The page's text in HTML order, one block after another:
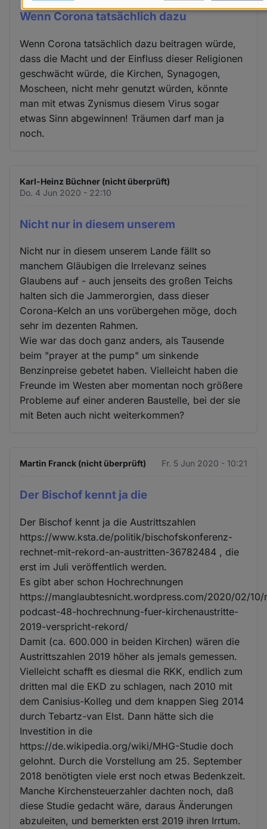
Wenn Corona tatsächlich dazu
Wenn Corona tatsächlich dazu beitragen würde,
dass die Macht und der Einfluss dieser Religionen
geschwächt würde, die Kirchen, Synagogen,
Moscheen, nicht mehr genutzt würden, könnte
man mit etwas Zynismus diesem Virus sogar
etwas Sinn abgewinnen! Träumen darf man ja
noch.
Karl-Heinz Büchner (nicht überprüft)
Do. 4 Jun 2020 - 22:10
Nicht nur in diesem unserem
Nicht nur in diesem unserem Lande fällt so
manchem Gläubigen die Irrelevanz seines
Glaubens auf - auch jenseits des großen Teichs
halten sich die Jammerorgien, dass dieser
Corona-Kelch an uns vorübergehen möge, doch
sehr im dezenten Rahmen.
Wie war das doch ganz anders, als Tausende
beim "prayer at the pump" um sinkende
Benzinpreise gebetet haben. Vielleicht haben die
Freunde im Westen aber momentan noch größere
Probleme auf einer anderen Baustelle, bei der sie
mit Beten auch nicht weiterkommen?
Martin Franck (nicht überprüft) Fr. 5 Jun 2020 - 10:21
Der Bischof kennt ja die
Der Bischof kennt ja die Austrittszahlen
https://www.ksta.de/politik/bischofskonferenz-
rechnet-mit-rekord-an-austritten-36782484 , die
erst im Juli veröffentlich werden.
Es gibt aber schon Hochrechnungen
https://manglaubtesnicht.wordpress.com/2020/02/10/
podcast-48-hochrechnung-fuer-kirchenaustritte-
2019-verspricht-rekord/
Damit (ca. 600.000 in beiden Kirchen) wären die
Austrittszahlen 2019 höher als jemals gemessen.
Vielleicht schafft es diesmal die RKK, endlich zum
dritten mal die EKD zu schlagen, nach 2010 mit
dem Canisius-Kolleg und dem knappen Sieg 2014
durch Tebartz-van Elst. Dann hätte sich die
Investition in die
https://de.wikipedia.org/wiki/MHG-Studie doch
gelohnt. Durch die Vorstellung am 25. September
2018 benötigten viele erst noch etwas Bedenkzeit.
Manche Kirchensteuerzahler dachten noch, daß
diese Studie gedacht wäre, daraus Änderungen
abzuleiten, und bemerkten erst 2019 ihren Irrtum.
Daten
Cookies